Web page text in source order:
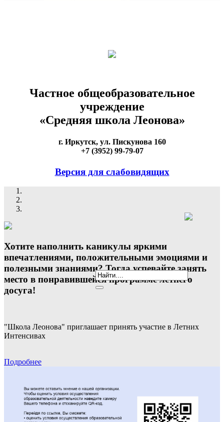
Частное общеобразовательное
учреждение
«Средняя школа Леонова»
г. Иркутск, ул. Пискунова 160
+7 (3952) 99-79-07
Версия для слабовидящих
Хотите наполнить каникулы яркими
впечатлениями, положительными эмоциями и
полезными знаниями? Тогда успевайте занять
место в понравившейся программе летнего
досуга!
"Школа Леонова" приглашает принять участие в Летних
Интенсивах
Подробнее